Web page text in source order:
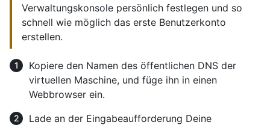
Verwaltungskonsole persönlich festlegen und so
schnell wie möglich das erste Benutzerkonto
erstellen.
Kopiere den Namen des öffentlichen DNS der
virtuellen Maschine, und füge ihn in einen
Webbrowser ein.
Lade an der Eingabeaufforderung Deine